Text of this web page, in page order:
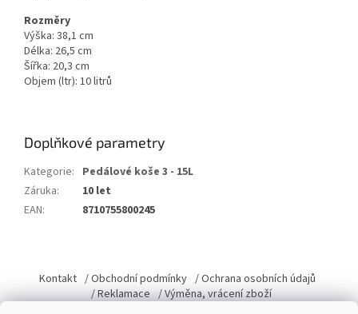
Rozměry
Výška: 38,1 cm
Délka: 26,5 cm
Šířka: 20,3 cm
Objem (ltr): 10 litrů
Doplňkové parametry
Kategorie: Pedálové koše 3 - 15L
Záruka:
10 let
EAN: 8710755800245
p
a
Kontakt / Obchodní podmínky / Ochrana osobních údajů
/ Reklamace / Výměna, vrácení zboží